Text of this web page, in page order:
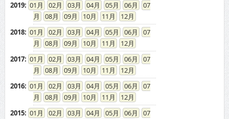
2019: 01 02 03 04 05 06
07
08
09 10 11
12
2018: 01 02 03 04 05 06
07
08
09 10 11
12
2017: 01 02 03 04 05 06
07
08
09 10 11
12
2016: 01 02 03 04 05 06
07
08
09 10 11
12
2015: 01 02 03 04 05 06
07